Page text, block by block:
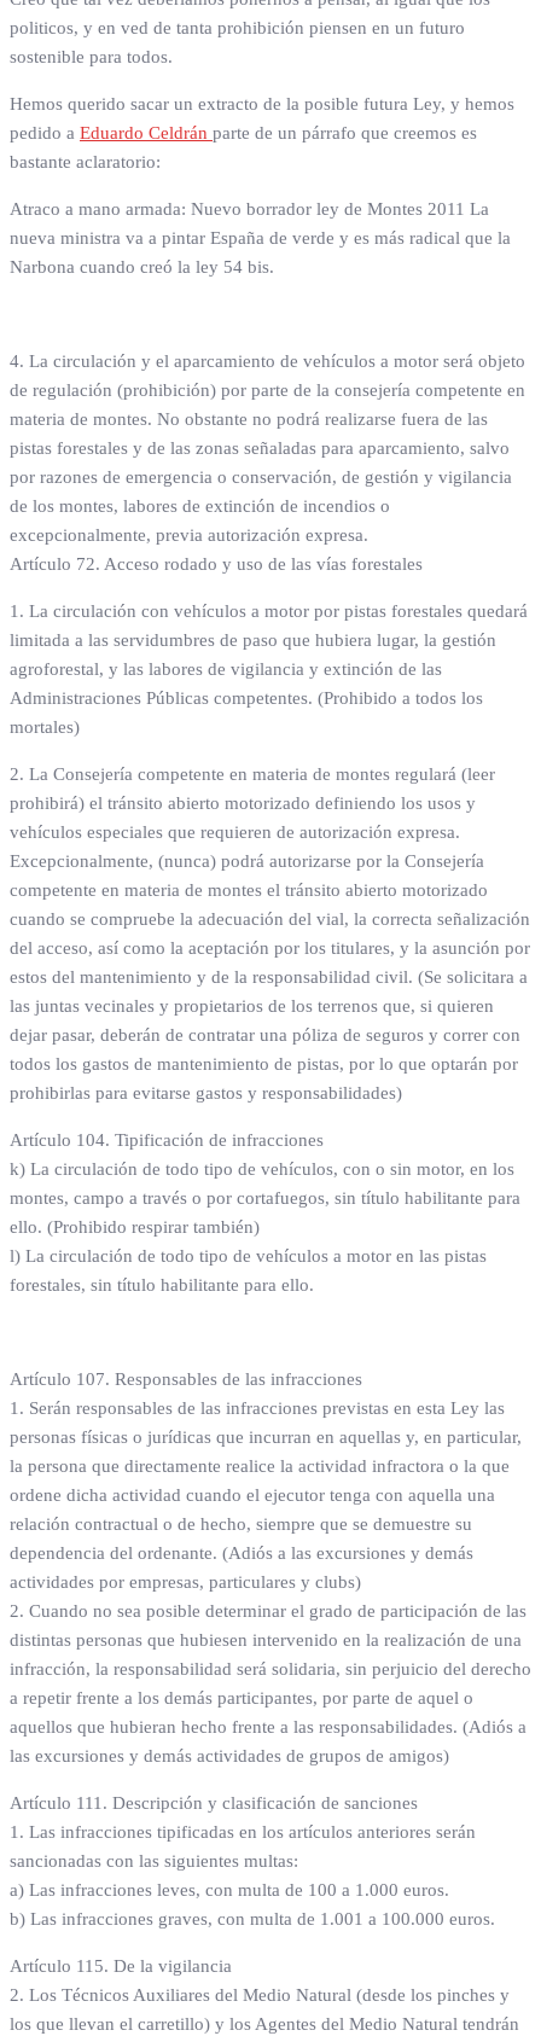
politicos, y en ved de tanta prohibición piensen en un futuro
sostenible para todos.
Hemos querido sacar un extracto de la posible futura Ley, y hemos
pedido a Eduardo Celdrán parte de un párrafo que creemos es
bastante aclaratorio:
Atraco a mano armada: Nuevo borrador ley de Montes 2011 La
nueva ministra va a pintar España de verde y es más radical que la
Narbona cuando creó la ley 54 bis.
4. La circulación y el aparcamiento de vehículos a motor será objeto
de regulación (prohibición) por parte de la consejería competente en
materia de montes. No obstante no podrá realizarse fuera de las
pistas forestales y de las zonas señaladas para aparcamiento, salvo
por razones de emergencia o conservación, de gestión y vigilancia
de los montes, labores de extinción de incendios o
excepcionalmente, previa autorización expresa.
Artículo 72. Acceso rodado y uso de las vías forestales
1. La circulación con vehículos a motor por pistas forestales quedará
limitada a las servidumbres de paso que hubiera lugar, la gestión
agroforestal, y las labores de vigilancia y extinción de las
Administraciones Públicas competentes. (Prohibido a todos los
mortales)
2. La Consejería competente en materia de montes regulará (leer
prohibirá) el tránsito abierto motorizado definiendo los usos y
vehículos especiales que requieren de autorización expresa.
Excepcionalmente, (nunca) podrá autorizarse por la Consejería
competente en materia de montes el tránsito abierto motorizado
cuando se compruebe la adecuación del vial, la correcta señalización
del acceso, así como la aceptación por los titulares, y la asunción por
estos del mantenimiento y de la responsabilidad civil. (Se solicitara a
las juntas vecinales y propietarios de los terrenos que, si quieren
dejar pasar, deberán de contratar una póliza de seguros y correr con
todos los gastos de mantenimiento de pistas, por lo que optarán por
prohibirlas para evitarse gastos y responsabilidades)
Artículo 104. Tipificación de infracciones
k) La circulación de todo tipo de vehículos, con o sin motor, en los
montes, campo a través o por cortafuegos, sin título habilitante para
ello. (Prohibido respirar también)
l) La circulación de todo tipo de vehículos a motor en las pistas
forestales, sin título habilitante para ello.
Artículo 107. Responsables de las infracciones
1. Serán responsables de las infracciones previstas en esta Ley las
personas físicas o jurídicas que incurran en aquellas y, en particular,
la persona que directamente realice la actividad infractora o la que
ordene dicha actividad cuando el ejecutor tenga con aquella una
relación contractual o de hecho, siempre que se demuestre su
dependencia del ordenante. (Adiós a las excursiones y demás
actividades por empresas, particulares y clubs)
2. Cuando no sea posible determinar el grado de participación de las
distintas personas que hubiesen intervenido en la realización de una
infracción, la responsabilidad será solidaria, sin perjuicio del derecho
a repetir frente a los demás participantes, por parte de aquel o
aquellos que hubieran hecho frente a las responsabilidades. (Adiós a
las excursiones y demás actividades de grupos de amigos)
Artículo 111. Descripción y clasificación de sanciones
1. Las infracciones tipificadas en los artículos anteriores serán
sancionadas con las siguientes multas:
a) Las infracciones leves, con multa de 100 a 1.000 euros.
b) Las infracciones graves, con multa de 1.001 a 100.000 euros.
Artículo 115. De la vigilancia
2. Los Técnicos Auxiliares del Medio Natural (desde los pinches y
los que llevan el carretillo) y los Agentes del Medio Natural tendrán